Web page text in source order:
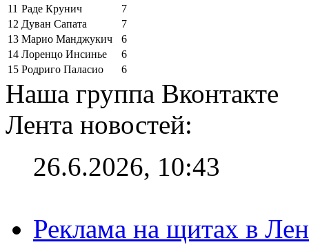
11 Раде Крунич
7
12 Дуван Сапата
7
13 Марио Манджукич
6
14 Лоренцо Инсинье
6
15 Родриго Паласио 6
Наша группа Вконтакте
Лента новостей:
26.6.2026, 10:43
Реклама на щитах в